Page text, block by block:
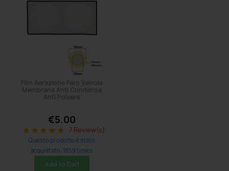
Film Aerazione Faro Valvola
Membrana Anti Condensa
Anti Polvere
€5.00
star star star star star 7 Review(s)
Questo prodotto è stato
acquistato: 1859 times
Add to Cart